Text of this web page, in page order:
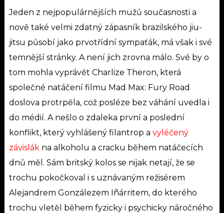
Jeden z nejpopulárnějších mužů současnosti a
nově také velmi zdatný zápasník brazilského jiu-
jitsu působí jako prvotřídní sympaťák, má však i své
temnější stránky. A není jich zrovna málo. Své by o
tom mohla vyprávět Charlize Theron, která
společné natáčení filmu Mad Max: Fury Road
doslova protrpěla, což posléze bez váhání uvedla i
do médií. A nešlo o zdaleka první a poslední
konflikt, který vyhlášený filantrop a vyléčený
závislák na alkoholu a cracku během natáčecích
dnů měl. Sám britský kolos se nijak netají, že se
trochu pokočkoval i s uznávaným režisérem
Alejandrem Gonzálezem Iñárritem, do kterého
trochu vletěl během fyzicky i psychicky náročného